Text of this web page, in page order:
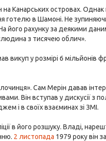
Канарських островах.
готелю в Шамоні. Не
його рахунку за деякими
з тисячею облич».
у розмірі 6 мільйонів
Сам Мерін давав
Він вступав у дискусії з
і в своїх взаєминах зі ЗМІ.
в його розшуку. Владі,
2 листопада 1979 року він